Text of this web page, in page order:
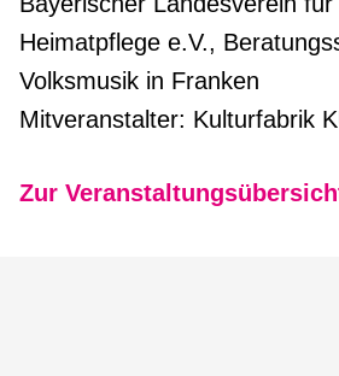
Heimatpflege e.V.,
Volksmusik in Franken
Mitveranstalter: Kulturfabrik
Zur